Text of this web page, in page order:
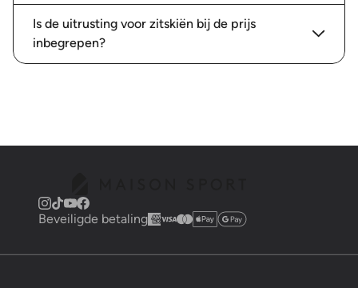
Is de uitrusting voor zitskiën bij de prijs
inbegrepen?
Beveiligde betaling